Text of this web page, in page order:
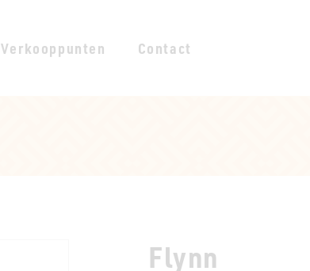
Verkooppunten Contact
Flynn